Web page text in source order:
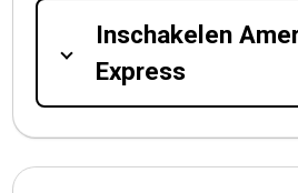
Inschakelen
Express